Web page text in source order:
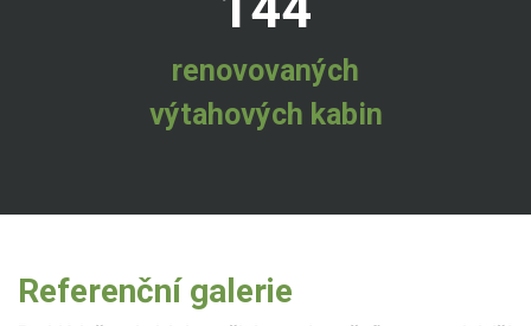
renovovaných
výtahových kabin
Referenční galerie